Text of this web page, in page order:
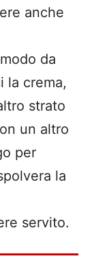
anche
da
la crema,
strato
un altro
per
la
servito.